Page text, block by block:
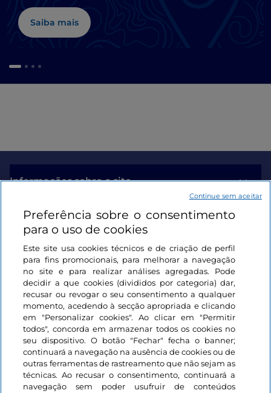
Saiba mais
Informações sobre o site
Ligações úteis
Iniciar sessão
Mantenha-se em contacto
Preferência sobre o consentimento
para o uso de cookies
Este site usa cookies técnicos e de criação de perfil
para fins promocionais, para melhorar a navegação
no site e para realizar análises agregadas. Pode
decidir a que cookies (divididos por categoria) dar,
recusar ou revogar o seu consentimento a qualquer
momento, acedendo à secção apropriada e clicando
em "Personalizar cookies". Ao clicar em "Permitir
todos", concorda em armazenar todos os cookies no
seu dispositivo. O botão "Fechar" fecha o banner;
continuará a navegação na ausência de cookies ou de
outras ferramentas de rastreamento que não sejam as
técnicas. Ao recusar o consentimento, continuará a
navegação sem poder usufruir de conteúdos
Continue sem aceitar